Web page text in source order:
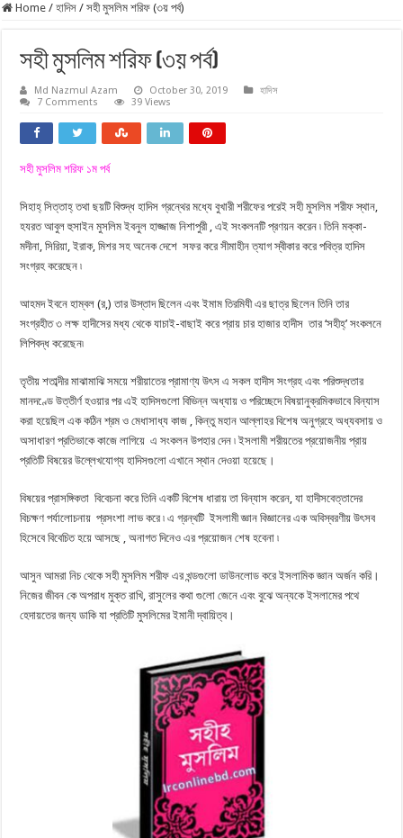
Home / হাদিস / সহী মুসলিম শরিফ (৩য় পর্ব)
সহী মুসলিম শরিফ (৩য় পর্ব)
Md Nazmul Azam October 30, 2019
হাদিস
7 Comments
39 Views
সহী মুসলিম শরিফ ১ম পর্ব
সিহাহ্ সিত্তাহ্ তথা ছয়টি বিশুদ্ধ হাদিস গ্রন্থের মধ্যে বুখারী শরীফের পরেই সহী মুসলিম শরীফ স্থান,
হযরত আবুল হুসাইন মুসলিম ইবনুল হাজ্জাজ নিশাপুরী , এই সংকলনটি প্রণয়ন করেন ৷ তিনি মক্কা-
মদীনা, সিরিয়া, ইরাক, মিশর সহ অনেক দেশে সফর করে সীমাহীন ত্যাগ স্বীকার করে পবিত্র হাদিস
সংগ্রহ করেছেন ৷
আহমদ ইবনে হাম্বল (র,) তার উস্তাদ ছিলেন এবং ইমাম তিরমিযী এর ছাত্র ছিলেন তিনি তার
সংগ্রহীত ৩ লক্ষ হাদীসের মধ্য থেকে যাচাই-বাছাই করে প্রায় চার হাজার হাদীস তার ‘সহীহ্’ সংকলনে
লিপিবদ্ধ করেছেন৷
তৃতীয় শতাব্দীর মাঝামাঝি সময়ে শরীয়াতের প্রামাণ্য উৎস এ সকল হাদীস সংগ্রহ এবং পরিশুদ্ধতার
মানদণ্ডে উত্তীর্ণ হওয়ার পর এই হাদিসগুলো বিভিন্ন অধ্যায় ও পরিচ্ছেদে বিষয়ানুক্রমিকভাবে বিন্যাস
করা হয়েছিল এক কঠিন শ্রম ও মেধাসাধ্য কাজ , কিন্তু মহান আল্লাহর বিশেষ অনুগ্রহে অধ্যবসায় ও
অসাধারণ প্রতিভাকে কাজে লাগিয়ে এ সংকলন উপহার দেন ৷ ইসলামী শরীয়তের প্রয়োজনীয় প্রায়
প্রতিটি বিষয়ের উল্লেখযোগ্য হাদিসগুলো এখানে স্থান দেওয়া হয়েছে।
বিষয়ের প্রাসঙ্গিকতা বিবেচনা করে তিনি একটি বিশেষ ধারায় তা বিন্যাস করেন, যা হাদীসবেত্তাদের
বিচক্ষণ পর্যালোচনায় প্রসংশা লাভ করে ৷ এ গ্রন্থটি ইসলামী জ্ঞান বিজ্ঞানের এক অবিস্বরণীয় উৎসব
হিসেবে বিবেচিত হয়ে আসছে , অনাগত দিনেও এর প্রয়োজন শেষ হবেনা ৷
আসুন আমরা নিচ থেকে সহী মুসলিম শরীফ এর খন্ডগুলো ডাউনলোড করে ইসলামিক জ্ঞান অর্জন করি।
নিজের জীবন কে অপরাধ মুক্ত রাখি, রাসুলের কথা গুলো জেনে এবং বুঝে অন্যকে ইসলামের পথে
হেদায়তের জন্য ডাকি যা প্রতিটি মুসলিমের ইমানী দ্বায়িত্ব।